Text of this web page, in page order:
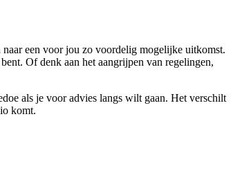
een voor jou zo voordelig mogelijke uitkomst.
Of denk aan het aangrijpen van regelingen,
als je voor advies langs wilt gaan. Het verschilt
komt.